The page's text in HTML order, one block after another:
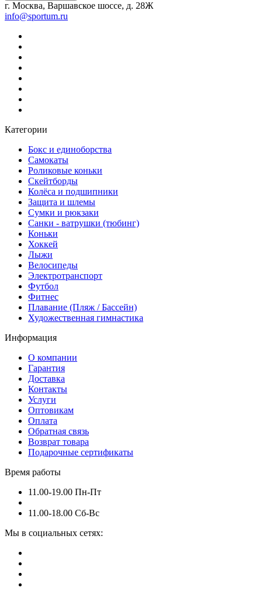
г. Москва, Варшавское шоссе, д. 28Ж
info@sportum.ru
Категории
Бокс и единоборства
Самокаты
Роликовые коньки
Скейтборды
Колёса и подшипники
Защита и шлемы
Сумки и рюкзаки
Санки - ватрушки (тюбинг)
Коньки
Хоккей
Лыжи
Велосипеды
Электротранспорт
Футбол
Фитнес
Плавание (Пляж / Бассейн)
Художественная гимнастика
Информация
О компании
Гарантия
Доставка
Контакты
Услуги
Оптовикам
Оплата
Обратная связь
Возврат товара
Подарочные сертификаты
Время работы
11.00-19.00 Пн-Пт
11.00-18.00 Сб-Вс
Мы в социальных сетях: